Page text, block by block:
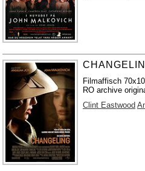
Filmaffisch
RO archive
Clint Eastwood